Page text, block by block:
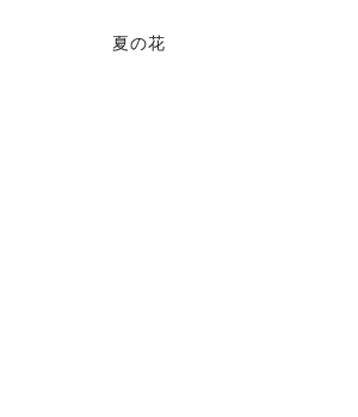
夏の花